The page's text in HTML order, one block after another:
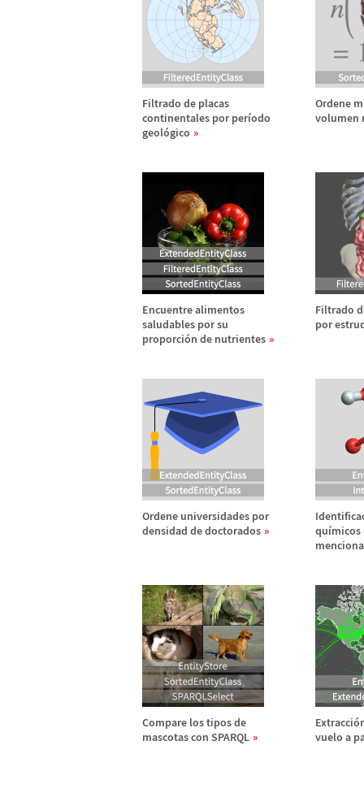
Filtrado de placas
continentales por período
geológico
Ordene
volumen
Encuentre alimentos
saludables por su
proporción de nutrientes
Filtrado
por
Ordene universidades por
densidad de doctorados
químicos
Compare los tipos de
mascotas con SPARQL
Extracció
vuelo a